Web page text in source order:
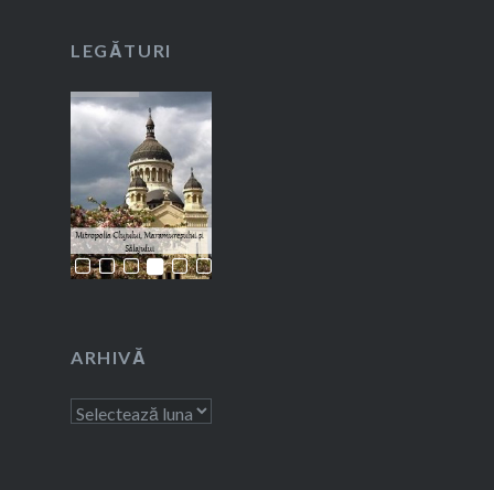
LEGĂTURI
ARHIVĂ
Arhivă